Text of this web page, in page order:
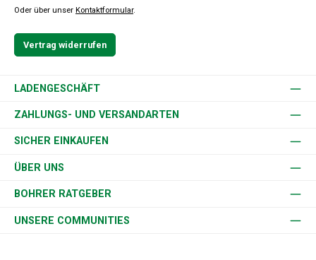
Oder über unser Kontaktformular.
Vertrag widerrufen
LADENGESCHÄFT
ZAHLUNGS- UND VERSANDARTEN
SICHER EINKAUFEN
ÜBER UNS
BOHRER RATGEBER
UNSERE COMMUNITIES